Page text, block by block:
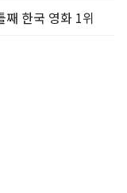
째 한국 영화 1위